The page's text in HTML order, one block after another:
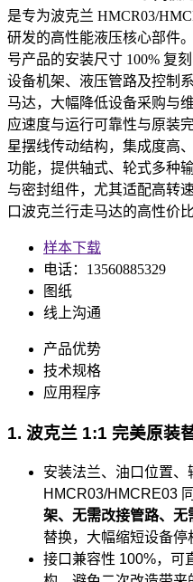
是专为波克兰 HMCR03/
研发的高性能液压核心部件
号产品的安装尺寸 100% 复
设备机架、液压管路及控制
马达，大幅降低设备采购与
应速度与运行可靠性与原装
星摆线传动结构，集成度高
功能，提供轴式、轮式多种
与密封组件，尤其适配高转
口波克兰行走马达的高性价
样本下载
电话：13560885329
图纸
线上沟通
产品优势
技术规格
应用程序
1. 波克兰 1:1 完美原装
安装法兰、油口位置、
HMCR03/HMCRE03
架、无需改接管路、无
替换，大幅缩短设备停
接口兼容性 100%，可